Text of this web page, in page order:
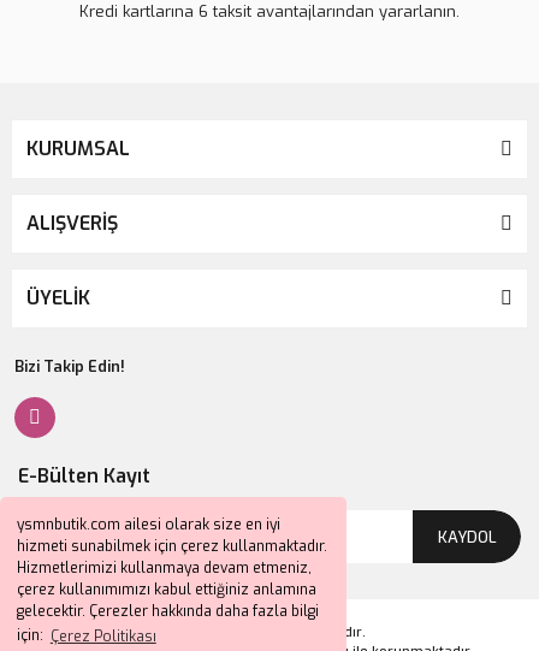
ysmnbutik.com ailesi olarak size en iyi
hizmeti sunabilmek için çerez kullanmaktadır.
Hizmetlerimizi kullanmaya devam etmeniz,
çerez kullanımımızı kabul ettiğiniz anlamına
gelecektir. Çerezler hakkında daha fazla bilgi
için: Çerez Politikası
Kredi kartlarına 6 taksit avantajlarından yararlanın.
KURUMSAL
ALIŞVERİŞ
ÜYELİK
Bizi Takip Edin!
E-Bülten Kayıt
KAYDOL
2024 © Tüm Hakları Saklıdır.